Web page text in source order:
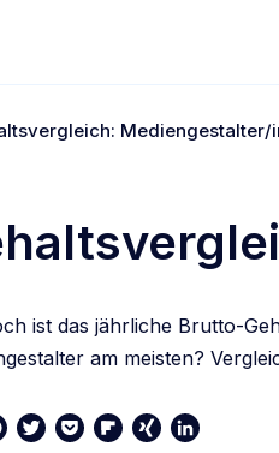
Mediengestalter/
ist das jährliche Brutto-
am meisten?
TwitterPocketFlipboard
XINGLinkedIn